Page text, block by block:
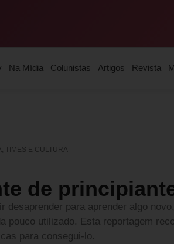
Na Mídia Colunistas Artigos Revista
TIMES E CULTURA
de
desaprender para aprender algo
pouco utilizado. Esta reportagem
para consegui-lo.